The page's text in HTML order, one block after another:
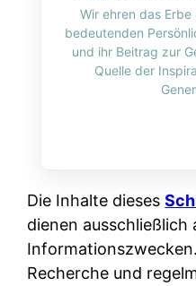
Wir ehren das
bedeutenden
und ihr Beitrag zur
Quelle der
Die Inhalte dieses
dienen ausschließlich
Recherche und